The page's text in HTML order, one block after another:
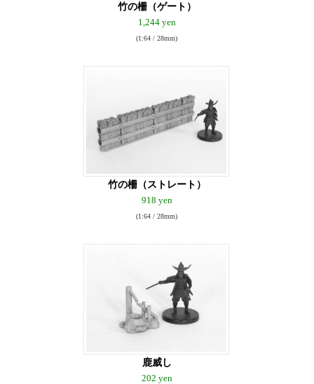
竹の柵（ゲート）
1,244 yen
(1:64 / 28mm)
竹の柵（ストレート）
918 yen
(1:64 / 28mm)
鹿威し
202 yen